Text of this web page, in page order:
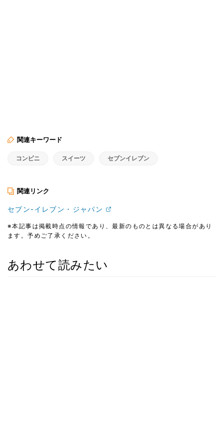
関連キーワード
コンビニ スイーツ セブンイレブン
関連リンク
セブン-イレブン・ジャパン
※本記事は掲載時点の情報であり、最新のものとは異なる場合があり
ます。予めご了承ください。
あわせて読みたい